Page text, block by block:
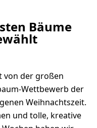
Bäume
von der großen
Wettbewerb der
Weihnachtszeit.
und tolle, kreative